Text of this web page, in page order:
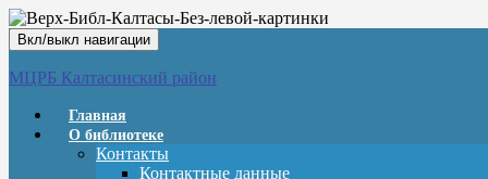
Вкл/выкл навигации
МЦРБ Калтасинский район
Главная
О библиотеке
Контакты
Контактные данные